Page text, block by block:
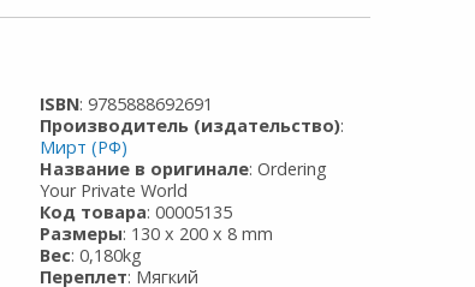
ISBN: 9785888692691
Производитель (издательство):
Мирт (РФ)
Название в оригинале: Ordering
Your Private World
Код товара: 00005135
Размеры: 130 x 200 x 8 mm
Вес: 0,180kg
Переплет: Мягкий